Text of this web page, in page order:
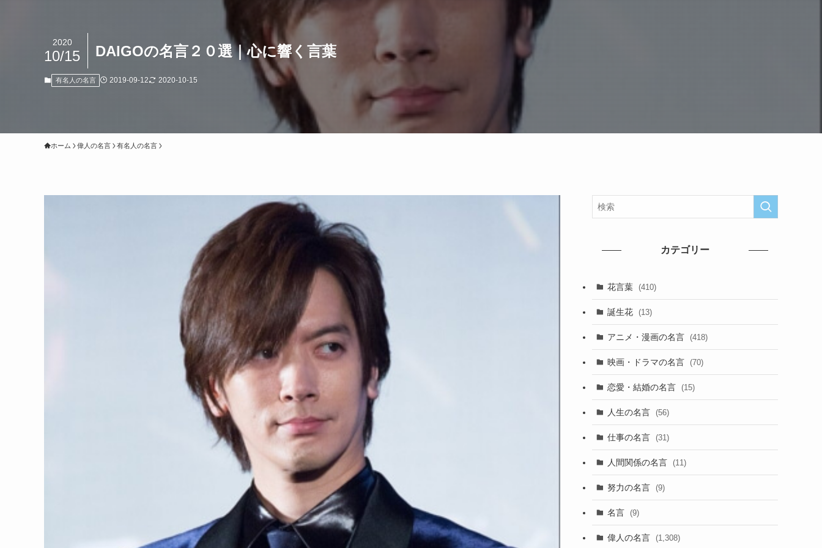
DAIGOの名言２０選｜心に響く言葉
2020
10/15
有名人の名言 2019-09-12 2020-10-15
ホーム 偉人の名言 有名人の名言
カテゴリー
花言葉 (410)
誕生花 (13)
アニメ・漫画の名言 (418)
映画・ドラマの名言 (70)
恋愛・結婚の名言 (15)
人生の名言 (56)
仕事の名言 (31)
人間関係の名言 (11)
努力の名言 (9)
名言 (9)
偉人の名言 (1,308)